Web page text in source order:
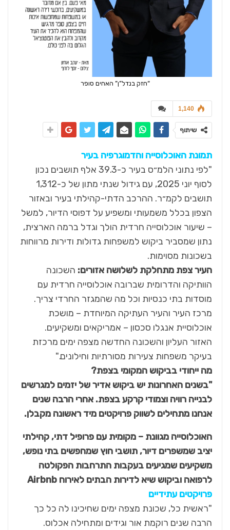
“חזק בנדל”ן” האחים סופר
1,140
שיתוף
תמונת האוכלוסייה והדמוגרפיה בעיר
"לפי נתוני הלמ״ס בעיר כ-39.3 אלף תושבים נכון
לסוף יוני 2025, עם גידול שנתי מתון של כ-1,312
תושבים לקמ״ר. ההרכב הדתי-קהילתי בעיר ובאזור
הצפון בכלל משמעותי ומשפיע על דפוסי הדיור, למשל
– שיעור אוכלוסייה חרדית הולך וגדל ברמה הארצית,
נתון שמסביר ביקוש למשפחות גדולות ודירות מרווחות
בשכונות מסוימות.
העיר צפת מתחלקת לשלושה אזורים: השכונה
הוותיקה והדרומית שברובה אוכלוסייה חרדית עם
מוסדות בתי כנסיות וכל מה שהמגזר החרדי צריך.
מרכז העיר והעיר העתיקה המיוחדת – מושכת
אוכלוסיית אנגלו סכסון – אמריקאים ומשקיעים.
האזור העליון והשכונה החדשה מצפה ימים מרכזת
בעיקר משפחות צעירות מסורתיות וחילונים."
מה ייחודי בביקוש המקומי בצפת?
"בשנים האחרונות יש ביקוש אדיר של יזמים למגרשים
לבנייה רוויה וצמודי קרקע בצפת. אחרי הרבה שנים
אנחנו מתחילים לשווק פרויקטים מיד ראשונה מקבלן.
האוכלוסייה מגוונת – מקומית עם פרופיל דתי, קהילתי
יציב שמשפרים דיור, תושבי חוץ שמחפשים בתי נופש,
משקיעים שמגיעים בעקבות התרחבות הפקולטה
לרפואה וביקוש שיא לדירות הבתים לאירוח
פרויקטים עתידיים
"ראשית כל, שכונת מצפה ימים שחיכינו לה כל כך
הרבה שנים רוקמת אור וגידים ומתחילה אכלוס.